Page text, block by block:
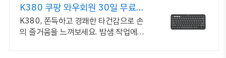
K380 쿠팡 와우회원 30일 무료반
품
K380, 쫀득하고 경쾌한 타건감으로 손
의 즐거움을 느껴보세요. 밤샘 작업에도